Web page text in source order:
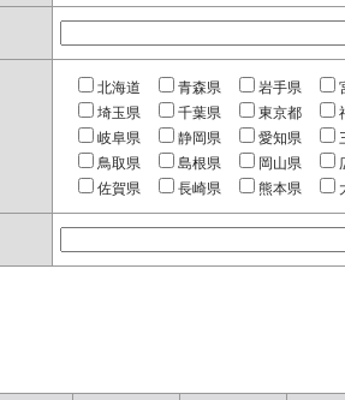
北海道 青森県 岩手県
埼玉県
千葉県 東京都
岐阜県
静岡県 愛知県
鳥取県
島根県 岡山県
佐賀県
長崎県 熊本県